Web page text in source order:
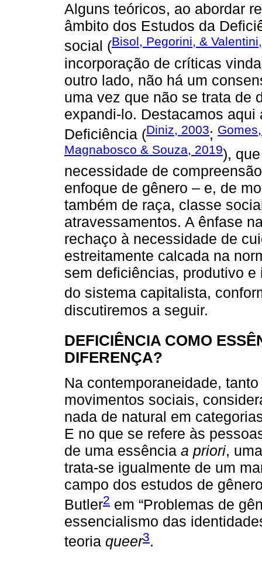
Alguns teóricos, ao abordar
âmbito dos Estudos da
social (Bisol, Pegorini, &
incorporação de críticas
outro lado, não há um
uma vez que não se trata de
expandi-lo. Destacamos
Deficiência (Diniz, 2003;
Magnabosco & Souza, 2019),
necessidade de
enfoque de gênero – e, de
também de raça, classe
atravessamentos. A ênfase
rechaço à necessidade de
estreitamente calcada na
sem deficiências, produtivo
do sistema capitalista,
discutiremos a seguir.
DEFICIÊNCIA COMO
DIFERENÇA?
Na contemporaneidade,
movimentos sociais,
nada de natural em
E no que se refere às
de uma essência a priori,
trata-se igualmente de um
campo dos estudos de
Butler2 em “Problemas de
essencialismo das
teoria queer3.